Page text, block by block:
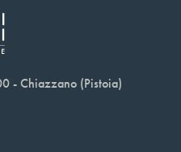
- Chiazzano (Pistoia)